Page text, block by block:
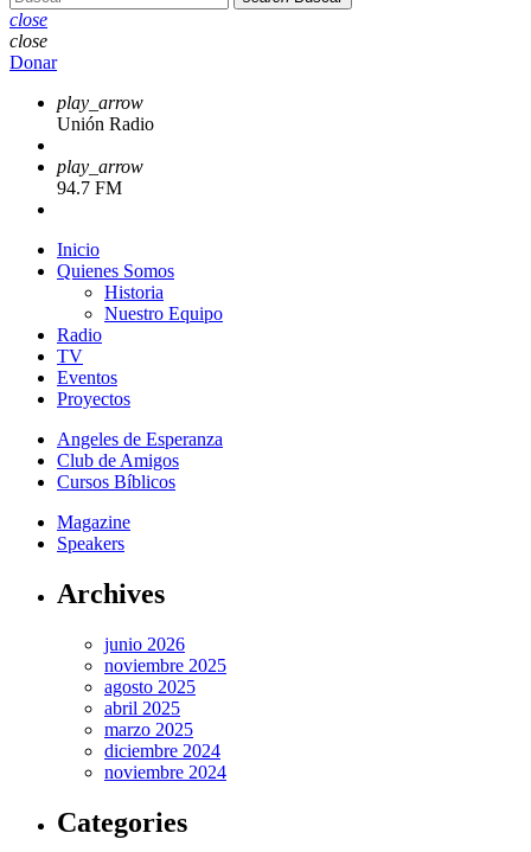
close
close
Donar
play_arrow
Unión Radio
play_arrow
94.7 FM
Inicio
Quienes Somos
Historia
Nuestro Equipo
Radio
TV
Eventos
Proyectos
Angeles de Esperanza
Club de Amigos
Cursos Bíblicos
Magazine
Speakers
Archives
junio 2026
noviembre 2025
agosto 2025
abril 2025
marzo 2025
diciembre 2024
noviembre 2024
Categories